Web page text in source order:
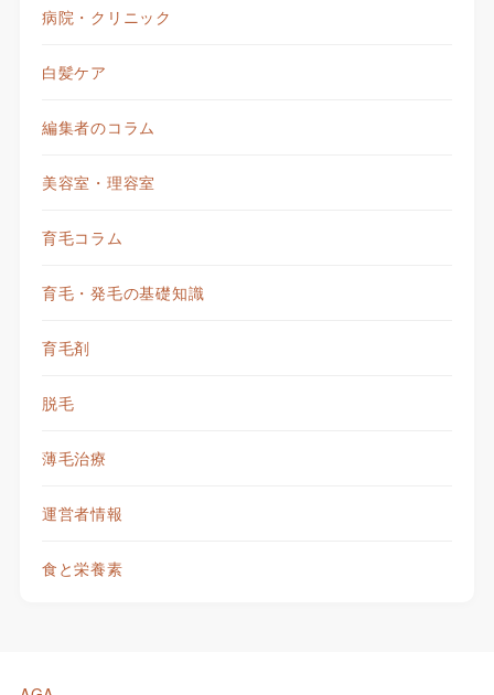
病院・クリニック
白髪ケア
編集者のコラム
美容室・理容室
育毛コラム
育毛・発毛の基礎知識
育毛剤
脱毛
薄毛治療
運営者情報
食と栄養素